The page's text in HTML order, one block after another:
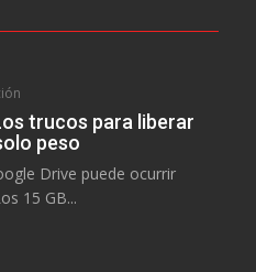
trucos para liberar
peso
Drive puede ocurrir
15 GB...